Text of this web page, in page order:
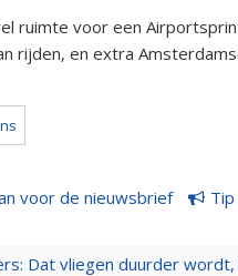
ruimte voor een
rijden, en extra
voor de nieuwsbrief
Dat vliegen duurder